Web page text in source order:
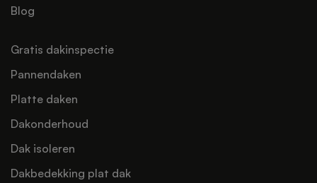
Blog
Gratis dakinspectie
Pannendaken
Platte daken
Dakonderhoud
Dak isoleren
Dakbedekking plat dak